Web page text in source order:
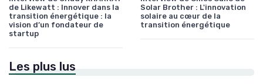
de Likewatt : Innover dans la
transition énergétique : la
vision d’un fondateur de
startup
Solar Brother : L'innovation
solaire au cœur de la
transition énergétique
Les plus lus